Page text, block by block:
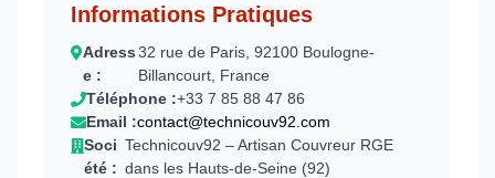
Informations Pratiques
Adress
e :
32 rue de Paris, 92100 Boulogne-
Billancourt, France
Téléphone :+33 7 85 88 47 86
Email :contact@technicouv92.com
Soci
été :
Technicouv92 – Artisan Couvreur RGE
dans les Hauts-de-Seine (92)